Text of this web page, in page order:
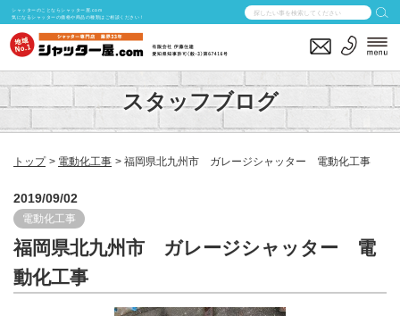
シャッターのことならシャッター屋.com
気になるシャッターの価格や商品の種類はご相談ください！
スタッフブログ
トップ 電動化工事 福岡県北九州市 ガレージシャッター 電動化工事
2019/09/02
電動化工事
福岡県北九州市 ガレージシャッター 電
動化工事